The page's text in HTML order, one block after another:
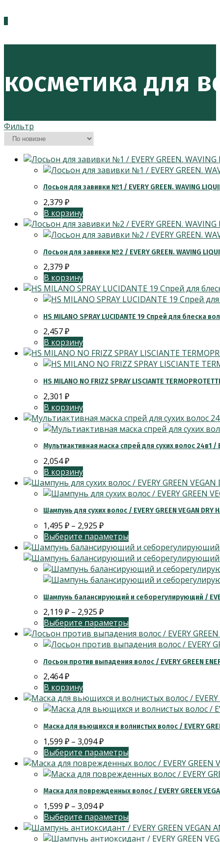
косметика для
Фильтр
Лосьон для завивки №1 / EVERY GREEN. WAVING
2,379 ₽
В корзину
Лосьон для завивки №2 / EVERY GREEN. WAVING
2,379 ₽
В корзину
HS MILANO SPRAY LUCIDANTE 19 Спрей для блеска
2,457₽
В корзину
HS MILANO NO FRIZZ SPRAY LISCIANTE
2,301 ₽
В корзину
Мультиактивная маска спрей для сухих волос 24в1 /
2,054₽
В корзину
Шампунь для сухих волос / EVERY GREEN VEGAN DRY
1,495 ₽ – 2,925 ₽
Выберите параметры
Шампунь балансирующий и себорегулирующий /
2,119 ₽ – 2,925 ₽
Выберите параметры
Лосьон против выпадения волос / EVERY GREEN
2,464₽
В корзину
Маска для вьющихся и волнистых волос / EVERY
1,599 ₽ – 3,094₽
Выберите параметры
Маска для поврежденных волос / EVERY GREEN
1,599 ₽ – 3,094₽
Выберите параметры